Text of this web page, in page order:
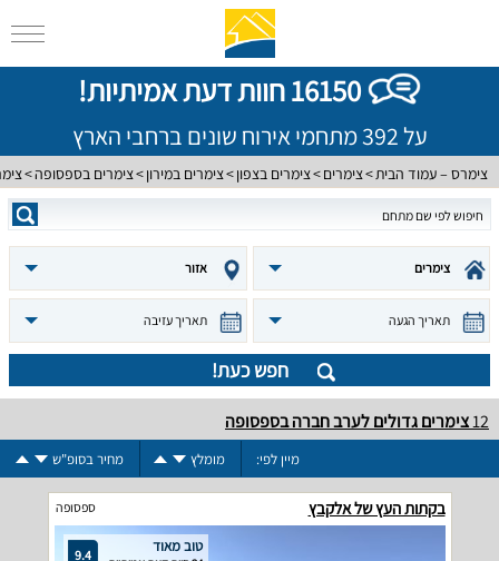
16150 חוות דעת אמיתיות!
על 392 מתחמי אירוח שונים ברחבי הארץ
צימרס – עמוד הבית צימרים צימרים בצפון צימרים במירון צימרים בספסופה
צימרים אזור
תאריך הגעה תאריך עזיבה
חפש כעת!
12צימרים גדולים לערב חברה בספסופה
מיין לפי: מומלץ מחיר בסופ"ש
בקתות העץ של אלקבץ ספסופה
9.4 טוב מאוד